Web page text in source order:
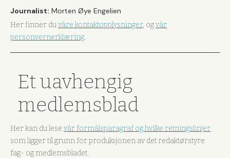
Journalist: Morten Øye Engelien
Her finner duvåre kontaktopplysninger, ogvår
personvernerklæring.
Et uavhengig
medlemsblad
Her kan du lese vår formålsparagraf og hvilke retningslinjer
som ligger til grunn for produksjonen av det redaktørstyre
fag- og medlemsbladet.